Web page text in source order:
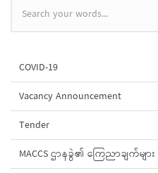
Search form
COVID-19
Vacancy Announcement
Tender
MACCS ဌာနခွဲ၏ ကြေညာချက်များ